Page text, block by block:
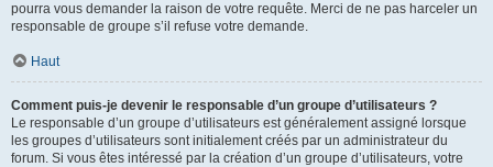
pourra vous demander la raison de votre requête. Merci de ne pas harceler un
responsable de groupe s’il refuse votre demande.
Haut
Comment puis-je devenir le responsable d’un groupe d’utilisateurs ?
Le responsable d’un groupe d’utilisateurs est généralement assigné lorsque
les groupes d’utilisateurs sont initialement créés par un administrateur du
forum. Si vous êtes intéressé par la création d’un groupe d’utilisateurs, votre